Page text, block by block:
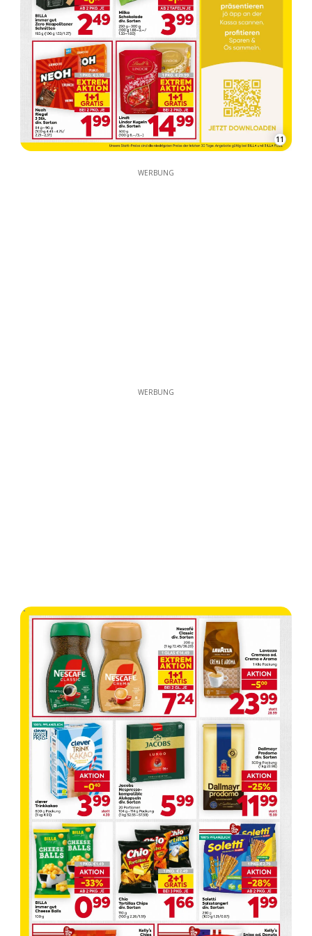
11
WERBUNG
WERBUNG